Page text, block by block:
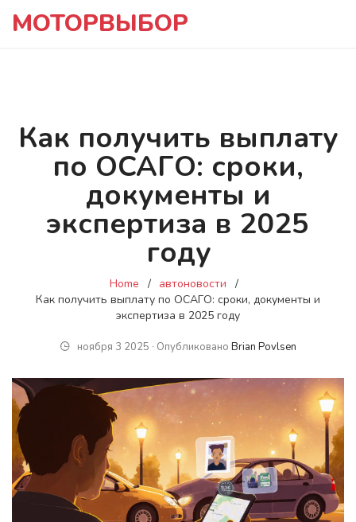
МОТОРВЫБОР
Как получить выплату
по ОСАГО: сроки,
документы и
экспертиза в 2025
году
Home
автоновости
Как получить выплату по ОСАГО: сроки, документы и
экспертиза в 2025 году
ноября 3 2025 ∙ Опубликовано Brian Povlsen